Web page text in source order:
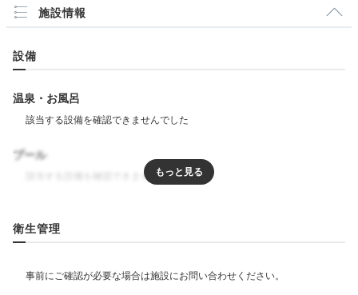
18:00
「金谷流キュイジーヌ」
夕食一例①
施設情報
設備
温泉・お風呂
プール
飲食
衛生管理